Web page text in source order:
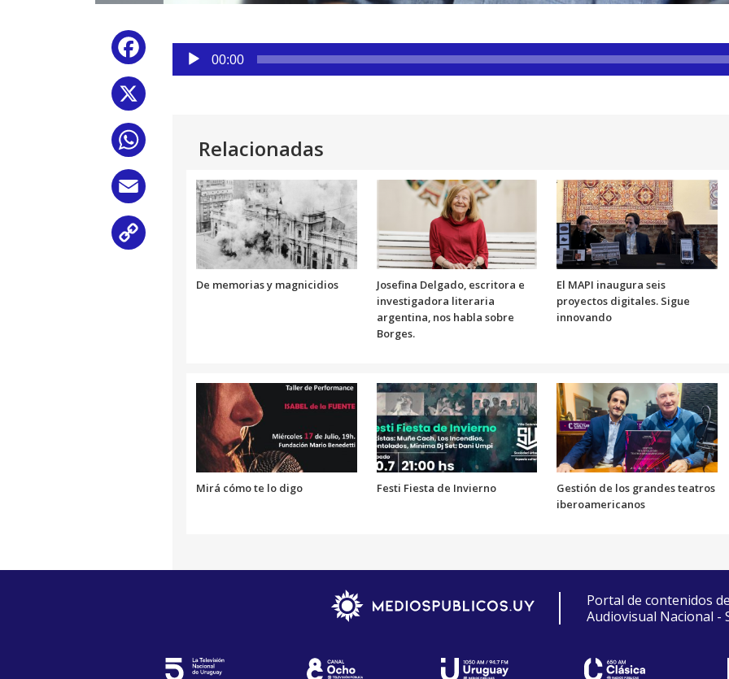
Facebook
WhatsApp
Reproductor
audio
00:00
Relacionadas
De memorias y magnicidios
Josefina Delgado, escritora e
investigadora literaria
argentina, nos habla sobre
Borges.
El MAPI inaugura seis
proyectos digitales. Sigue
innovando
Mirá cómo te lo digo Festi Fiesta de Invierno
Gestión de los grandes teatros
iberoamericanos
Portal de contenidos
Audiovisual Nacional -